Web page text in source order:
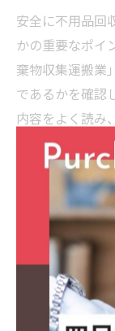
安全に不用品回
かの重要なポイ
棄物収集運搬業
であるかを確認
内容をよく読み
です。
契約時には、
か、サービス
も確認しまし
加料金の有無
ださい。
また、不用品